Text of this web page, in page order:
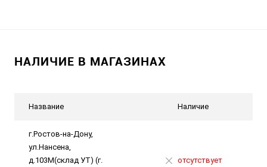
НАЛИЧИЕ В МАГАЗИНАХ
Название Наличие
г.Ростов-на-Дону,
ул.Нансена,
д.103М(склад УТ) (г.
отсутствует